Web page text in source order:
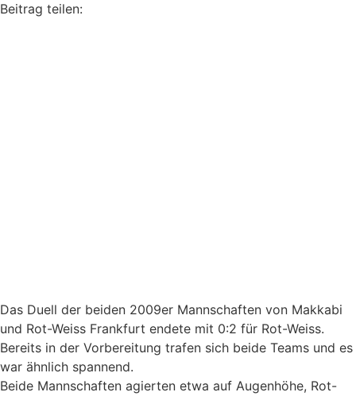
Beitrag teilen:
Das Duell der beiden 2009er Mannschaften von Makkabi
und Rot-Weiss Frankfurt endete mit 0:2 für Rot-Weiss.
Bereits in der Vorbereitung trafen sich beide Teams und es
war ähnlich spannend.
Beide Mannschaften agierten etwa auf Augenhöhe, Rot-